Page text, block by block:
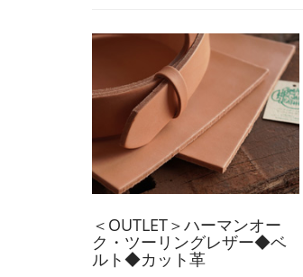
＜OUTLET＞ハーマンオー
ク・ツーリングレザー◆ベ
ルト◆カット革